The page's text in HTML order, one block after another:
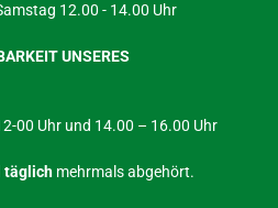
12.00 - 14.00 Uhr
UNSERES
00 Uhr und 14.00 – 16.00 Uhr
täglich mehrmals abgehört.